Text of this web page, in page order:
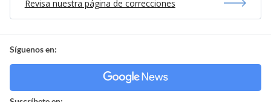
Revisa nuestra página de correcciones
Síguenos en: